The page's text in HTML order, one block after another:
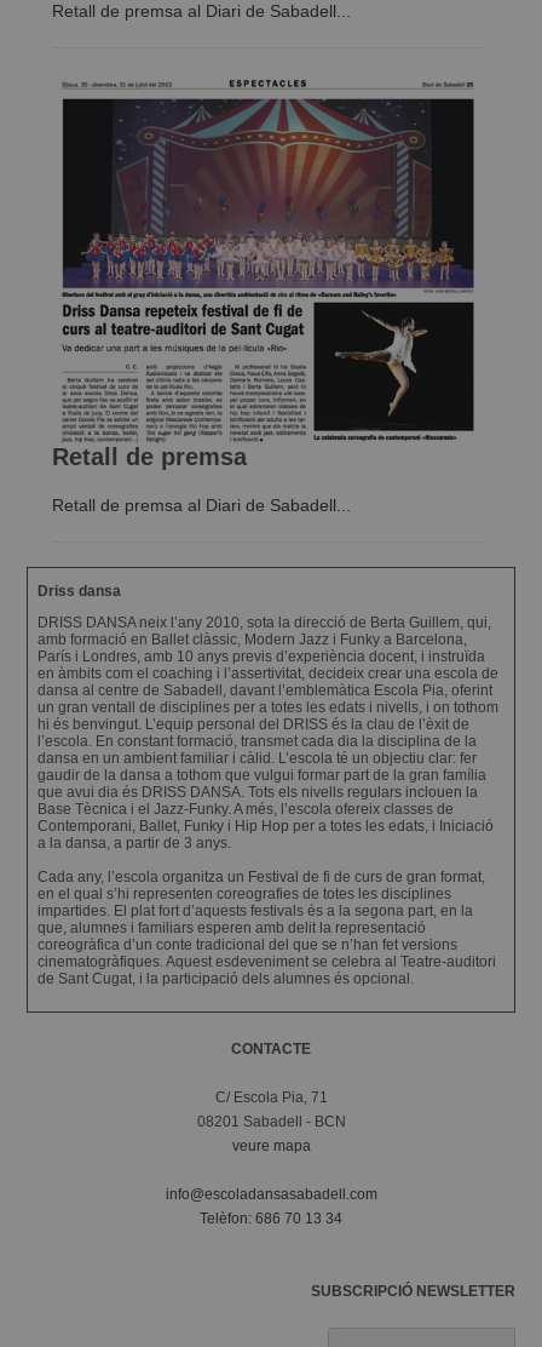
Retall de premsa al Diari de Sabadell...
Retall de premsa
Retall de premsa al Diari de Sabadell...
Driss dansa
DRISS DANSA neix l’any 2010, sota la direcció de Berta Guillem, qui,
amb formació en Ballet clàssic, Modern Jazz i Funky a Barcelona,
París i Londres, amb 10 anys previs d’experiència docent, i instruïda
en àmbits com el coaching i l’assertivitat, decideix crear una escola de
dansa al centre de Sabadell, davant l’emblemàtica Escola Pia, oferint
un gran ventall de disciplines per a totes les edats i nivells, i on tothom
hi és benvingut. L’equip personal del DRISS és la clau de l’èxit de
l’escola. En constant formació, transmet cada dia la disciplina de la
dansa en un ambient familiar i càlid. L’escola té un objectiu clar: fer
gaudir de la dansa a tothom que vulgui formar part de la gran família
que avui dia és DRISS DANSA. Tots els nivells regulars inclouen la
Base Tècnica i el Jazz-Funky. A més, l’escola ofereix classes de
Contemporani, Ballet, Funky i Hip Hop per a totes les edats, i Iniciació
a la dansa, a partir de 3 anys.
Cada any, l’escola organitza un Festival de fi de curs de gran format,
en el qual s’hi representen coreografies de totes les disciplines
impartides. El plat fort d’aquests festivals és a la segona part, en la
que, alumnes i familiars esperen amb delit la representació
coreogràfica d’un conte tradicional del que se n’han fet versions
cinematogràfiques. Aquest esdeveniment se celebra al Teatre-auditori
de Sant Cugat, i la participació dels alumnes és opcional.
CONTACTE
C/ Escola Pia, 71
08201 Sabadell - BCN
veure mapa
info@escoladansasabadell.com
Telèfon: 686 70 13 34
SUBSCRIPCIÓ NEWSLETTER